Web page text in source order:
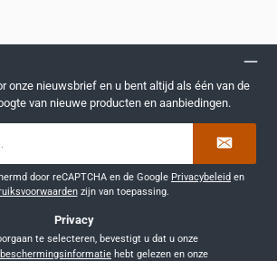
onze nieuwsbrief en u bent altijd als één van de
van nieuwe producten en aanbiedingen.
door reCAPTCHA en de Google Privacybeleid en
zijn van toepassing.
Privacy
Door doorgaan te selecteren, bevestigt u dat u onze